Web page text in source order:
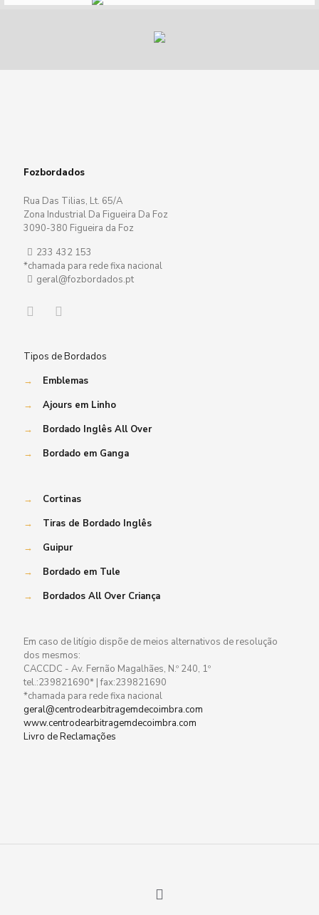
Fozbordados
Rua Das Tilias, Lt. 65/A
Zona Industrial Da Figueira Da Foz
3090-380 Figueira da Foz
233 432 153
*chamada para rede fixa nacional
geral@fozbordados.pt
Tipos de Bordados
→
Emblemas
→
Ajours em Linho
→
Bordado Inglês All Over
→
Bordado em Ganga
→
Cortinas
→
Tiras de Bordado Inglês
→
Guipur
→
Bordado em Tule
→
Bordados All Over Criança
Em caso de litígio dispõe de meios alternativos de resolução
dos mesmos:
CACCDC - Av. Fernão Magalhães, N.º 240, 1º
tel.:239821690* | fax:239821690
*chamada para rede fixa nacional
geral@centrodearbitragemdecoimbra.com
www.centrodearbitragemdecoimbra.com
Livro de Reclamações